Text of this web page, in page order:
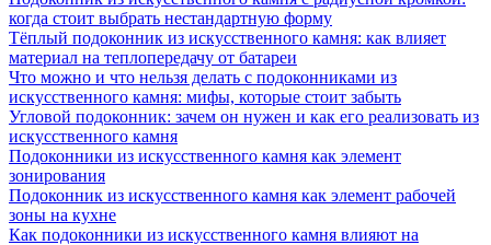
когда стоит выбрать нестандартную форму
Тёплый подоконник из искусственного камня: как влияет
материал на теплопередачу от батареи
Что можно и что нельзя делать с подоконниками из
искусственного камня: мифы, которые стоит забыть
Угловой подоконник: зачем он нужен и как его реализовать из
искусственного камня
Подоконники из искусственного камня как элемент
зонирования
Подоконник из искусственного камня как элемент рабочей
зоны на кухне
Как подоконники из искусственного камня влияют на